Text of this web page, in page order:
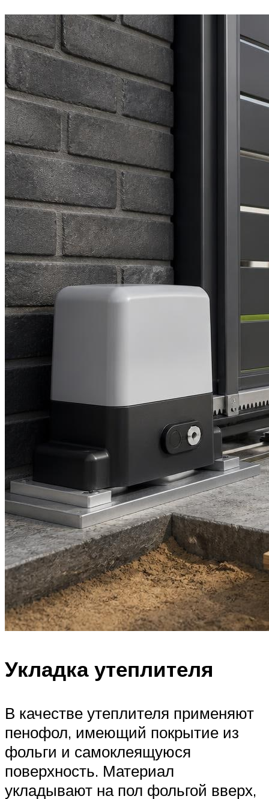
Укладка утеплителя
В качестве утеплителя применяют
пенофол, имеющий покрытие из
фольги и самоклеящуюся
поверхность. Материал
укладывают на пол фольгой вверх,